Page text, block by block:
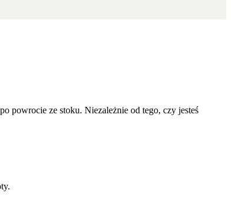
powrocie ze stoku. Niezależnie od tego, czy jesteś